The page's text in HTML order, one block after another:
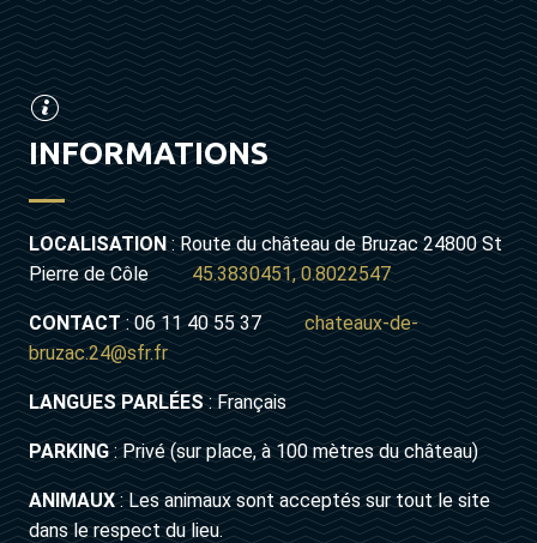
INFORMATIONS
LOCALISATION: Route du château de Bruzac 24800 St
Pierre de Côle45.3830451, 0.8022547
CONTACT: 06 11 40 55 37chateaux-de-
bruzac.24@sfr.fr
LANGUES PARLÉES: Français
PARKING: Privé (sur place, à 100 mètres du château)
ANIMAUX: Les animaux sont acceptés sur tout le site
dans le respect du lieu.